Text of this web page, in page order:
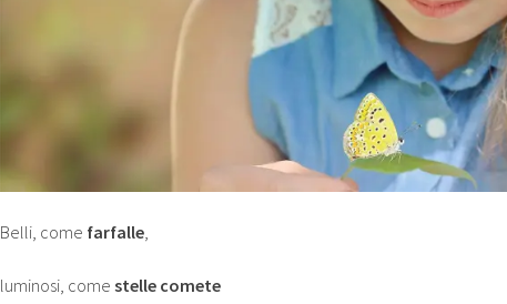
Belli, come farfalle,
luminosi, come stelle comete